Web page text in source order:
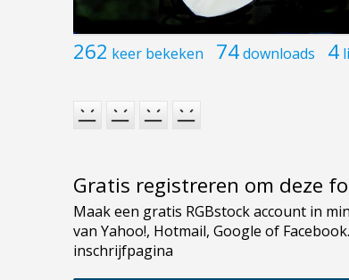
262 keer bekeken 74downloads 4
Gratis registreren om deze